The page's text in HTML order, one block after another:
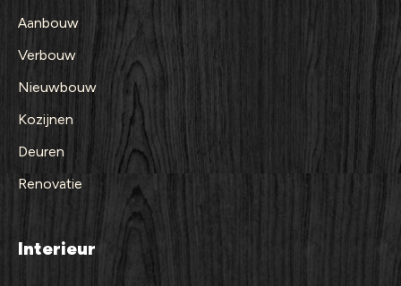
Aanbouw
Verbouw
Nieuwbouw
Kozijnen
Deuren
Renovatie
Interieur